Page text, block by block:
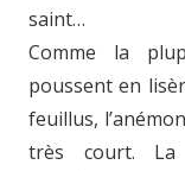
saint…
Comme la
poussent en
feuillus,
très court.